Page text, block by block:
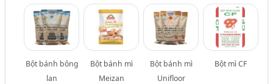
Bột bánh bông
lan
Bột bánh mì
Meizan
Bột bánh mì
Unifloor
Bột mì CF